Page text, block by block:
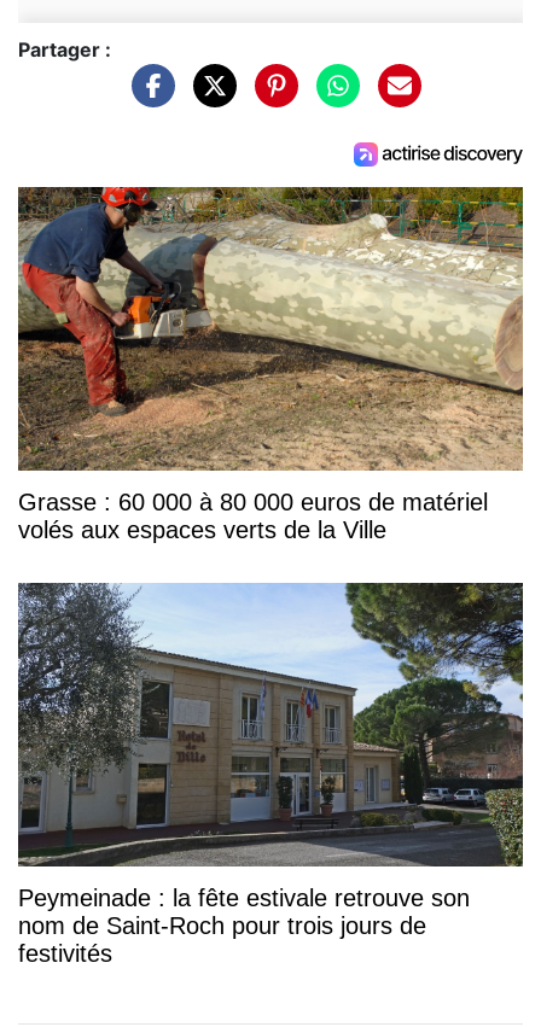
Partager :
Grasse : 60 000 à 80 000 euros de matériel
volés aux espaces verts de la Ville
Peymeinade : la fête estivale retrouve son
nom de Saint-Roch pour trois jours de
festivités